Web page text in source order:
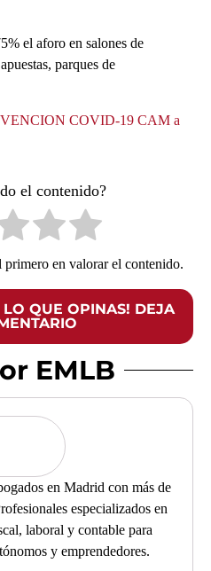
el aforo en salones de
parques de
COVID-19 CAM a
el contenido?
primero en valorar el contenido.
LO QUE OPINAS! DEJA
EMLB
en Madrid con más de
especializados en
laboral y contable para
y emprendedores.